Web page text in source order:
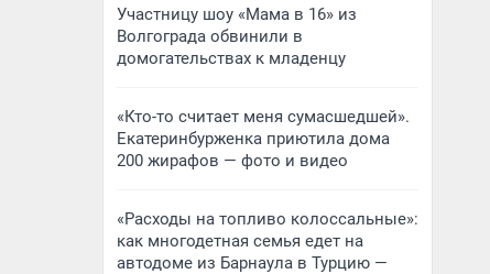
Участницу шоу «Мама в 16» из
Волгограда обвинили в
домогательствах к младенцу
«Кто-то считает меня сумасшедшей».
Екатеринбурженка приютила дома
200 жирафов — фото и видео
«Расходы на топливо колоссальные»:
как многодетная семья едет на
автодоме из Барнаула в Турцию —